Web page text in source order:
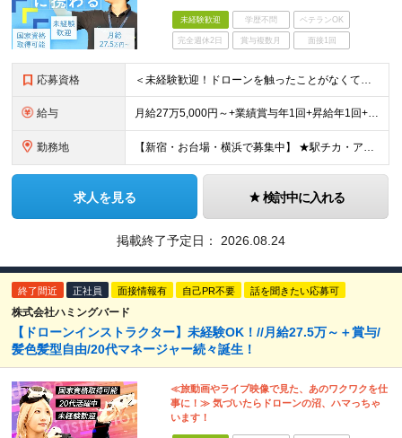
未経験歓迎 学歴不問 ベテランOK
完全週休2日 賞与複数月 面接1回
応募資格 ＜未経験歓迎！ドローンを触ったことがなくて不安という方もまずはご応募ください！＞ ◆高卒以上 ◆要普通自動車免許（AT限定可） ◆35歳までの方（若手層の長期キャリア形成のため） ＼下記に当てはま
給与 月給27万5,000円～+業績賞与年1回+昇給年1回+交通費支給 ※固定残業代（6万1659円/40h分）を含みます。超過分は別途支給 ※試用期間3ヶ月あり（待遇・条件面の差異はありません）
勤務地 【新宿・お台場・横浜で募集中】 ★駅チカ・アクセス良好・屋内勤務 【お台場本校】 東京都港区台場1-7-1 アクアシティお台場3F 【新宿校】 東京都新宿区新宿5-16-4 新宿マルイ メン6F
求人を見る 検討中に入れる
掲載終了予定日： 2026.08.24
終了間近 正社員 面接情報有 自己PR不要 話を聞きたい応募可
株式会社ハミングバード
【ドローンインストラクター】未経験OK！//月給27.5万～＋賞与/
髪色髪型自由/20代マネージャー続々誕生！
≪旅動画やライブ映像で見た、あのワクワクを仕
事に！≫ 気づいたらドローンの沼、ハマっちゃ
います！